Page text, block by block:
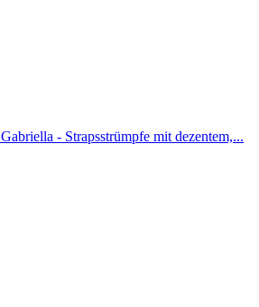
Gabriella - Strapsstrümpfe mit dezentem,...